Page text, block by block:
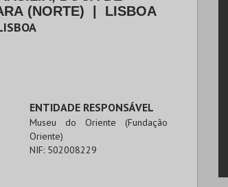
(NORTE)
LISBOA
ENTIDADE RESPONSÁVEL
Museu do Oriente (Fundação
Oriente)
NIF: 502008229